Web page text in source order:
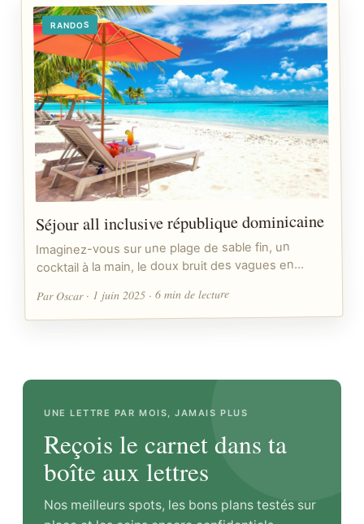
RANDOS
Séjour all inclusive république dominicaine
Imaginez-vous sur une plage de sable fin, un
cocktail à la main, le doux bruit des vagues en…
Par Oscar · 1 juin 2025 · 6 min de lecture
UNE LETTRE PAR MOIS, JAMAIS PLUS
Reçois le carnet dans ta
boîte aux lettres
Nos meilleurs spots, les bons plans testés sur